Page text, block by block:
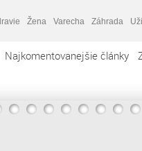
Žena Varecha Záhrada
Najkomentovanejšie články